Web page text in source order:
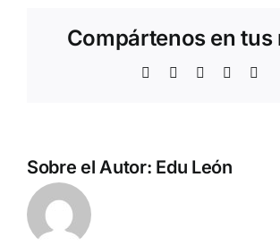
Compártenos en tus
Facebook
TwitterWhatsAppTelegram
Sobre el Autor: Edu León